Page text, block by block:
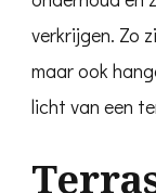
verkrijgen. Zo
maar ook
licht van een